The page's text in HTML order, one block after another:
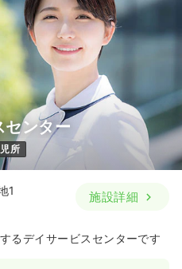
センター
所
1
施設詳細
るデイサービスセンターです